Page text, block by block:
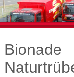
Bionade